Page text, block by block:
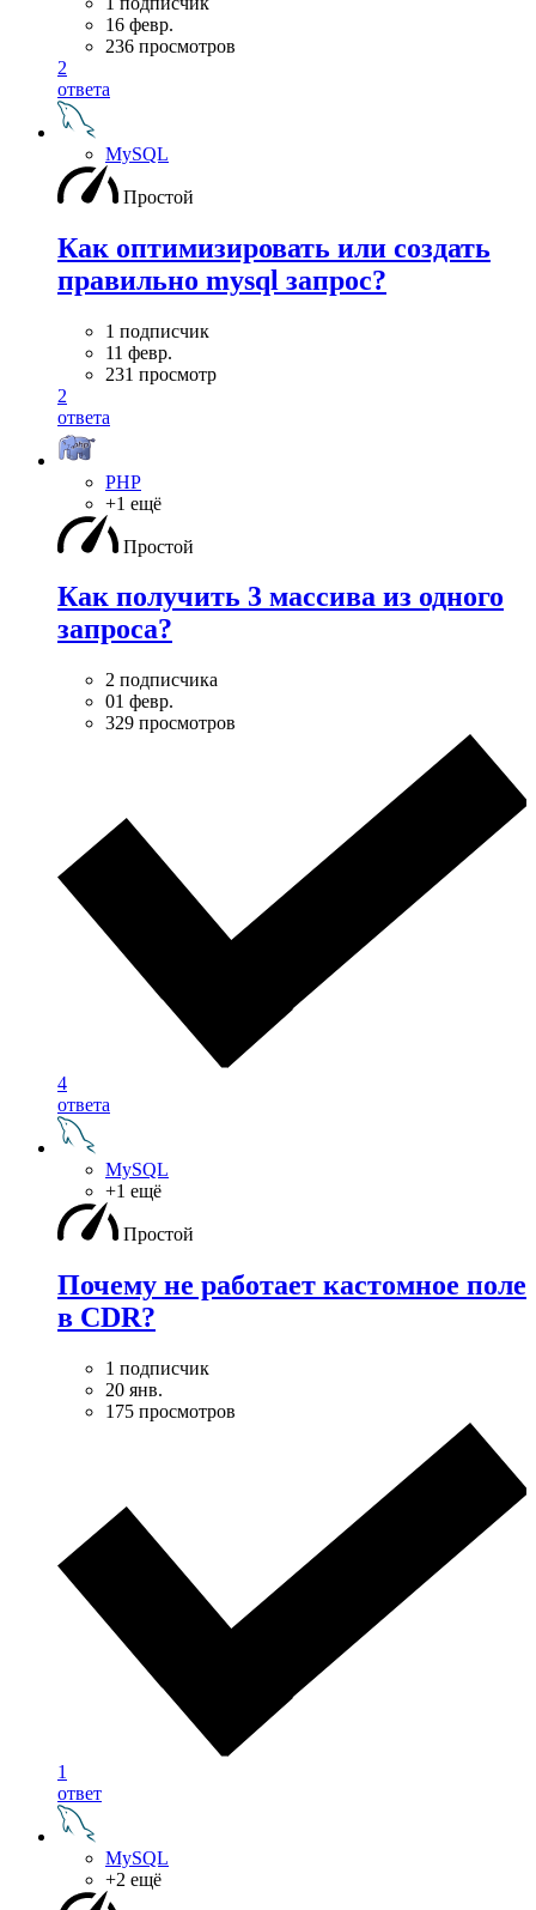
16 февр.
236 просмотров
2
ответа
MySQL
Простой
Как оптимизировать или создать
правильно mysql запрос?
1 подписчик
11 февр.
231 просмотр
2
ответа
PHP
+1 ещё
Простой
Как получить 3 массива из одного
запроса?
2 подписчика
01 февр.
329 просмотров
4
ответа
MySQL
+1 ещё
Простой
Почему не работает кастомное поле
в CDR?
1 подписчик
20 янв.
175 просмотров
1
ответ
MySQL
+2 ещё